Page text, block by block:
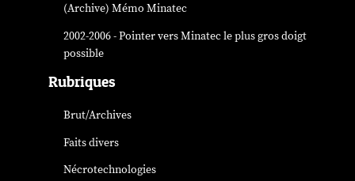
(Archive) Mémo Minatec
2002-2006 - Pointer vers Minatec le plus gros doigt
possible
Rubriques
Brut/Archives
Faits divers
Nécrotechnologies